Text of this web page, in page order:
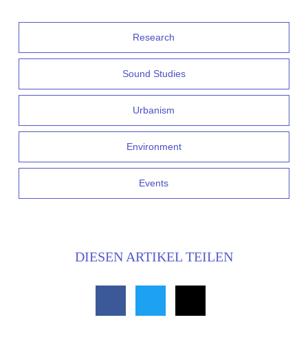
Research
Sound Studies
Urbanism
Environment
Events
DIESEN ARTIKEL TEILEN